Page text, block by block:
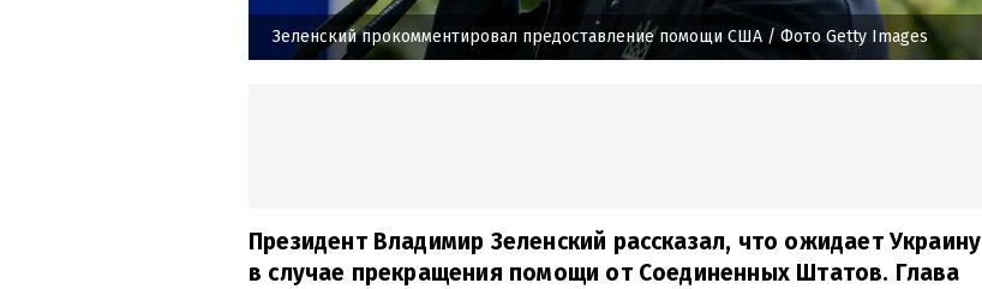
Зеленский прокомментировал предоставление помощи США / Фото Getty Images
Президент Владимир Зеленский рассказал, что ожидает Украину
в случае прекращения помощи от Соединенных Штатов. Глава